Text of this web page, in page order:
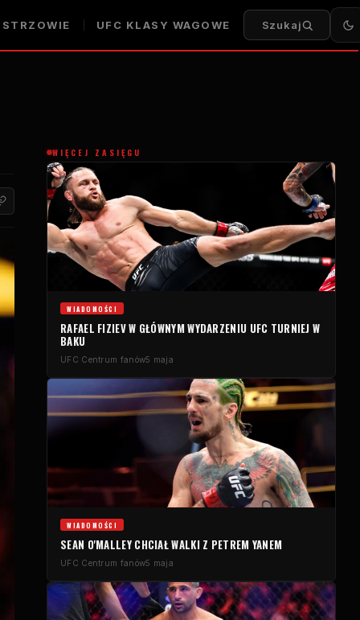
UFC KLASY WAGOWE Szukaj
WIĘCEJ ZASIĘGU
WIADOMOŚCI
RAFAEL FIZIEV W GŁÓWNYM WYDARZENIU UFC TURNIEJ W
BAKU
UFC Centrum fanów5 maja
WIADOMOŚCI
SEAN O'MALLEY CHCIAŁ WALKI Z PETREM YANEM
UFC Centrum fanów5 maja